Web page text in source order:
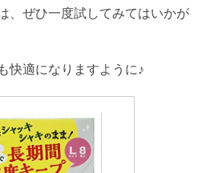
、ぜひ一度試してみてはいかが
快適になりますように♪